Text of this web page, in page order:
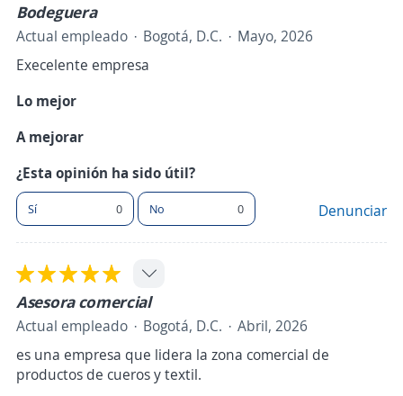
Bodeguera
Actual empleado Bogotá, D.C.
Mayo, 2026
Execelente empresa
Lo mejor
A mejorar
¿Esta opinión ha sido útil?
Sí 0 No 0 Denunciar
Asesora comercial
Actual empleado Bogotá, D.C.
Abril, 2026
es una empresa que lidera la zona comercial de
productos de cueros y textil.